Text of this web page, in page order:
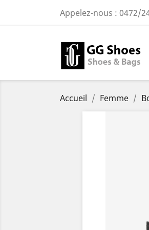
Appelez-nous : 0472/
Accueil Femme